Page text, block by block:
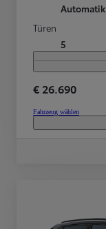
Automatik
Türen
5
€ 26.690
Fahrzeug wählen